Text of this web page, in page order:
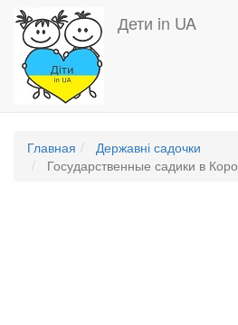
Перейти
основному
содержанию
Дети in UA
Главная
Державні садочки
Государственные садики в